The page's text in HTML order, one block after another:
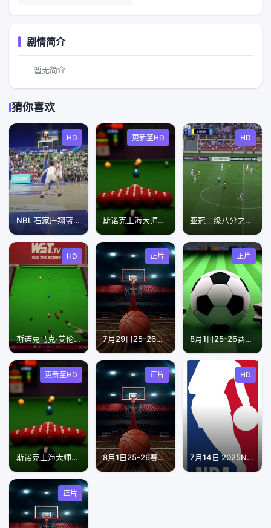
剧情简介
暂无简介
猜你喜欢
HD
NBL 石家庄翔蓝VS江西赣驰 20250722
更新至HD
斯诺克上海大师赛第二轮：马克·威廉姆斯VS克里斯·韦克林
HD
亚冠二级八分之一决赛 沙迦VS伊尔比德侯赛因 20250218
HD
斯诺克马克·艾伦6-2马海龙20230921(李照)
正片
7月29日25-26赛季浙BA 上城71VS76钱塘
正片
8月1日25-26赛季湖北省城市足球联赛 鄂州临空队VS恩施小土豆队
更新至HD
斯诺克上海大师赛第二轮：贾德·特鲁姆普VS巴里·霍金斯
正片
8月1日25-26赛季浙BA 天台82VS55椒江
HD
7月14日 2025NBA夏季联赛 雄鹿VS快船
正片